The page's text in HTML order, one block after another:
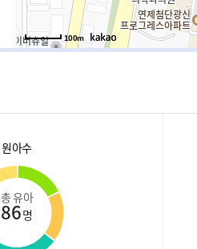
100m
원아수
총 유아
86명